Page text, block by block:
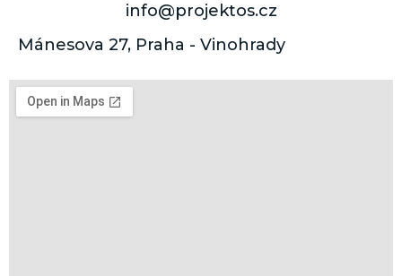
info@projektos.cz
Mánesova 27, Praha - Vinohrady